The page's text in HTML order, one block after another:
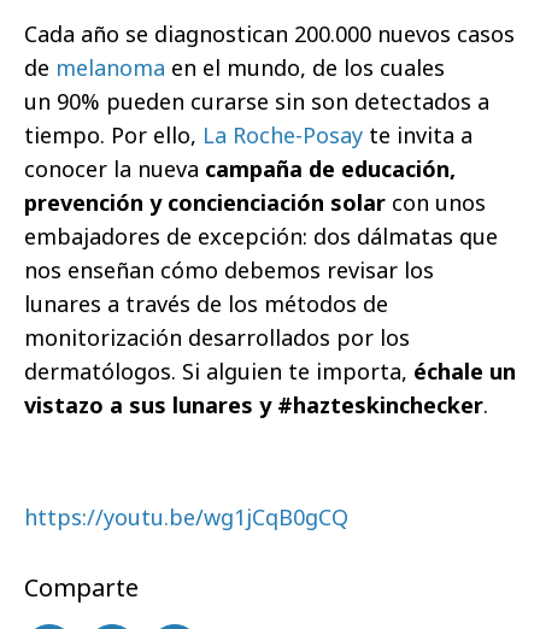
Cada año se diagnostican 200.000 nuevos casos
de melanoma en el mundo, de los cuales
un 90% pueden curarse sin son detectados a
tiempo. Por ello, La Roche-Posay te invita a
conocer la nueva campaña de educación,
prevención y concienciación solar con unos
embajadores de excepción: dos dálmatas que
nos enseñan cómo debemos revisar los
lunares a través de los métodos de
monitorización desarrollados por los
dermatólogos. Si alguien te importa, échale un
vistazo a sus lunares y #hazteskinchecker.
https://youtu.be/wg1jCqB0gCQ
Comparte